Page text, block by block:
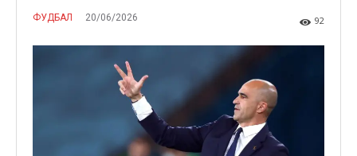
ФУДБАЛ 20/06/2026 92